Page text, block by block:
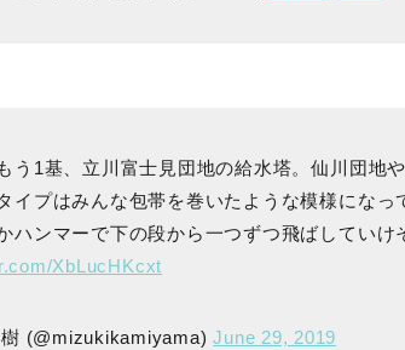
う1基、立川富士見団地の給水塔。仙川団地
イプはみんな包帯を巻いたような模様にな
ハンマーで下の段から一つずつ飛ばしてい
XbLucHKcxt
(@mizukikamiyama)June 29, 2019